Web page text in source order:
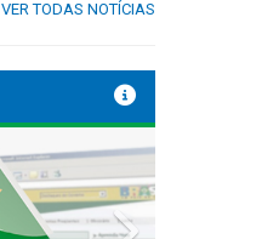
VER TODAS NOTÍCIAS